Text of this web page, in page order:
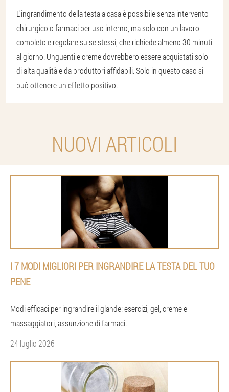
L'ingrandimento della testa a casa è possibile senza intervento
chirurgico o farmaci per uso interno, ma solo con un lavoro
completo e regolare su se stessi, che richiede almeno 30 minuti
al giorno. Unguenti e creme dovrebbero essere acquistati solo
di alta qualità e da produttori affidabili. Solo in questo caso si
può ottenere un effetto positivo.
NUOVI ARTICOLI
I 7 MODI MIGLIORI PER INGRANDIRE LA TESTA DEL TUO
PENE
Modi efficaci per ingrandire il glande: esercizi, gel, creme e
massaggiatori, assunzione di farmaci.
24 luglio 2026